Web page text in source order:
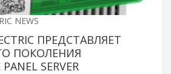
NEWS
ПРЕДСТАВЛЯЕТ
ПОКОЛЕНИЯ
SERVER